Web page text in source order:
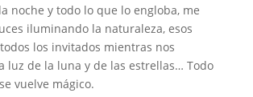
noche y todo lo que lo engloba, me
iluminando la naturaleza, esos
los invitados mientras nos
luz de la luna y de las estrellas… Todo
vuelve mágico.